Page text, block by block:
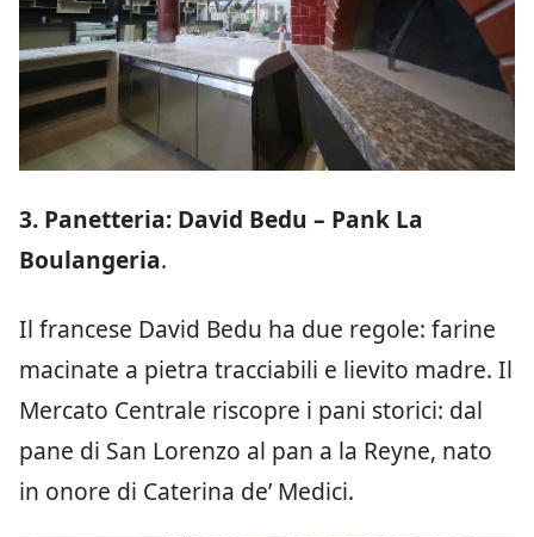
3. Panetteria: David Bedu – Pank La
Boulangeria.
Il francese David Bedu ha due regole: farine
macinate a pietra tracciabili e lievito madre. Il
Mercato Centrale riscopre i pani storici: dal
pane di San Lorenzo al pan a la Reyne, nato
in onore di Caterina de’ Medici.